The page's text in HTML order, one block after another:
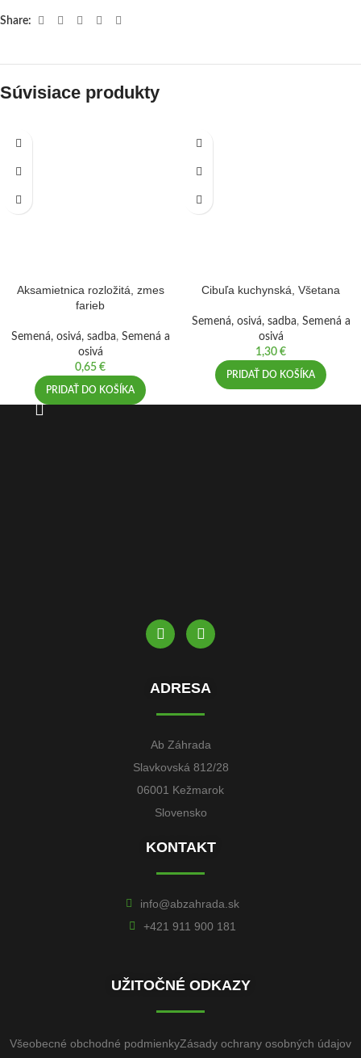
Share:
Súvisiace produkty
Aksamietnica rozložitá, zmes
farieb
Semená, osivá, sadba, Semená a
osivá
0,65 €
PRIDAŤ DO KOŠÍKA
Cibuľa kuchynská, Všetana
Semená, osivá, sadba, Semená a
osivá
1,30 €
PRIDAŤ DO KOŠÍKA
ADRESA
Ab Záhrada
Slavkovská 812/28
06001 Kežmarok
Slovensko
KONTAKT
info@abzahrada.sk
+421 911 900 181
UŽITOČNÉ ODKAZY
Všeobecné obchodné podmienkyZásady ochrany osobných údajov